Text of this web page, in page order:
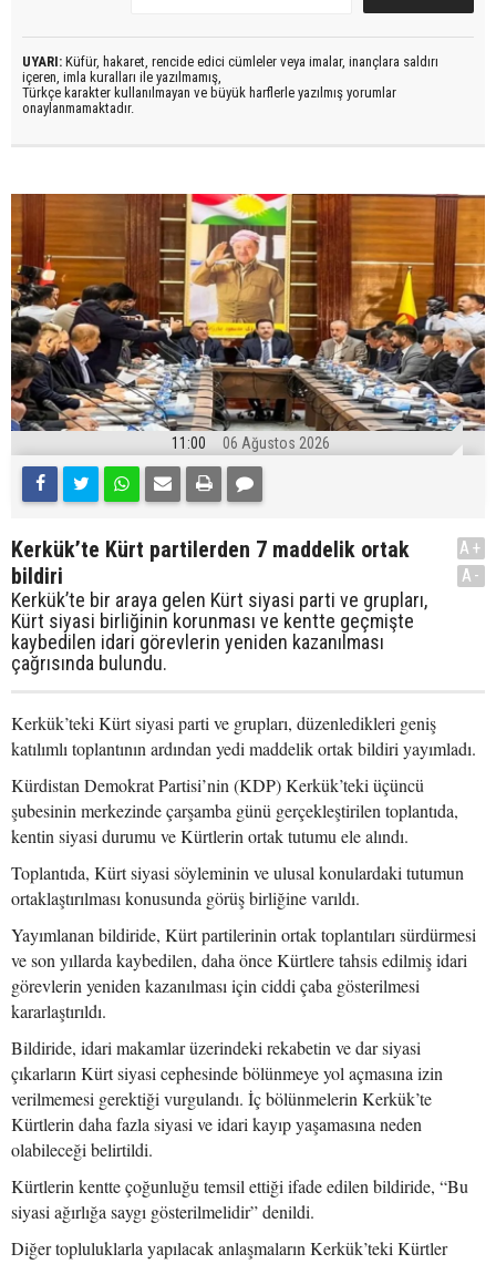
UYARI: Küfür, hakaret, rencide edici cümleler veya imalar, inançlara saldırı
içeren, imla kuralları ile yazılmamış,
Türkçe karakter kullanılmayan ve büyük harflerle yazılmış yorumlar
onaylanmamaktadır.
11:00 06 Ağustos 2026
Kerkük’te Kürt partilerden 7 maddelik ortak
bildiri
Kerkük’te bir araya gelen Kürt siyasi parti ve grupları,
Kürt siyasi birliğinin korunması ve kentte geçmişte
kaybedilen idari görevlerin yeniden kazanılması
çağrısında bulundu.
A+
A-
Kerkük’teki Kürt siyasi parti ve grupları, düzenledikleri geniş
katılımlı toplantının ardından yedi maddelik ortak bildiri yayımladı.
Kürdistan Demokrat Partisi’nin (KDP) Kerkük’teki üçüncü
şubesinin merkezinde çarşamba günü gerçekleştirilen toplantıda,
kentin siyasi durumu ve Kürtlerin ortak tutumu ele alındı.
Toplantıda, Kürt siyasi söyleminin ve ulusal konulardaki tutumun
ortaklaştırılması konusunda görüş birliğine varıldı.
Yayımlanan bildiride, Kürt partilerinin ortak toplantıları sürdürmesi
ve son yıllarda kaybedilen, daha önce Kürtlere tahsis edilmiş idari
görevlerin yeniden kazanılması için ciddi çaba gösterilmesi
kararlaştırıldı.
Bildiride, idari makamlar üzerindeki rekabetin ve dar siyasi
çıkarların Kürt siyasi cephesinde bölünmeye yol açmasına izin
verilmemesi gerektiği vurgulandı. İç bölünmelerin Kerkük’te
Kürtlerin daha fazla siyasi ve idari kayıp yaşamasına neden
olabileceği belirtildi.
Kürtlerin kentte çoğunluğu temsil ettiği ifade edilen bildiride, “Bu
siyasi ağırlığa saygı gösterilmelidir” denildi.
Diğer topluluklarla yapılacak anlaşmaların Kerkük’teki Kürtler